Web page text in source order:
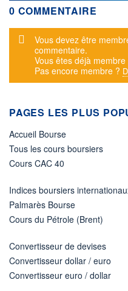
0 COMMENTAIRE
Message d'alerte
Vous devez être
commentaire.
Vous êtes déjà membre
Pas encore membre ?
PAGES LES PLUS
Accueil Bourse
Tous les cours boursiers
Cours CAC 40
Indices boursiers
Palmarès Bourse
Cours du Pétrole (Brent)
Convertisseur de devises
Convertisseur dollar / euro
Convertisseur euro / dollar